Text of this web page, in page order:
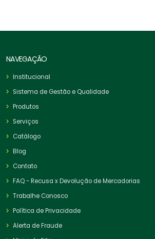
NAVEGAÇÃO
Institucional
Sistema de Gestão e Qualidade
Produtos
Serviços
Catálogo
Blog
Contato
FAQ - Recusa x Devolução de Mercadorias
Trabalhe Conosco
Política de Privacidade
Alerta de Fraude